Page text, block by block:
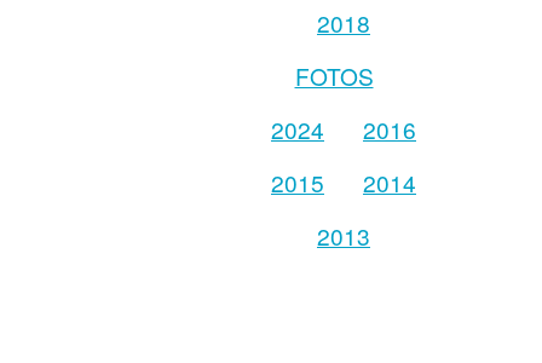
2018
FOTOS
2024
2016
2015
2014
2013